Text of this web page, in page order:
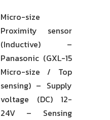
Micro-size
Proximity sensor
(Inductive) –
Panasonic (GXL-15
Micro-size / Top
sensing) – Supply
voltage (DC) 12-
24V – Sensing